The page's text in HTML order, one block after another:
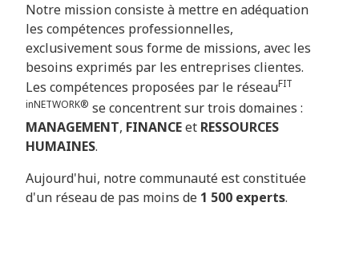
Notre mission consiste à mettre en adéquation
les compétences professionnelles,
exclusivement sous forme de missions, avec les
besoins exprimés par les entreprises clientes.
Les compétences proposées par le réseauFIT
inNETWORK® se concentrent sur trois domaines :
MANAGEMENT, FINANCEet RESSOURCES
HUMAINES.
Aujourd'hui, notre communauté est constituée
d'un réseau de pas moins de 1 500 experts.